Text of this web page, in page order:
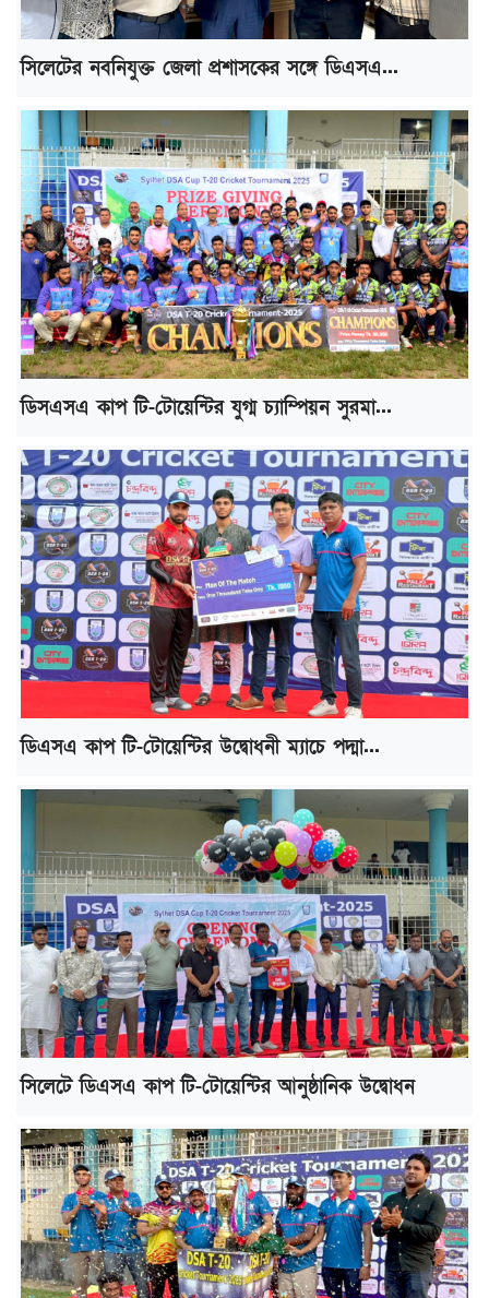
সিলেটের নবনিযুক্ত জেলা প্রশাসকের সঙ্গে ডিএসএ...
ডিসএসএ কাপ টি-টোয়েন্টির যুগ্ম চ্যাম্পিয়ন সুরমা...
ডিএসএ কাপ টি-টোয়েন্টির উদ্বোধনী ম্যাচে পদ্মা...
সিলেটে ডিএসএ কাপ টি-টোয়েন্টির আনুষ্ঠানিক উদ্বোধন